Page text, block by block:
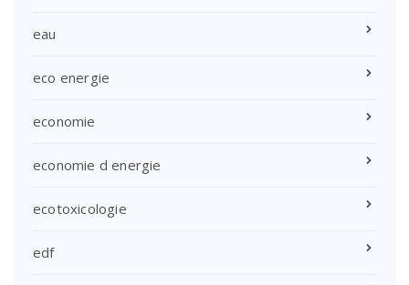
eau
eco energie
economie
economie d energie
ecotoxicologie
edf